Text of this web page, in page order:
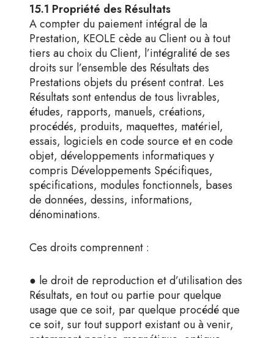
15.1 Propriété des Résultats
A compter du paiement intégral de la
Prestation, KEOLE cède au Client ou à tout
tiers au choix du Client, l’intégralité de ses
droits sur l’ensemble des Résultats des
Prestations objets du présent contrat. Les
Résultats sont entendus de tous livrables,
études, rapports, manuels, créations,
procédés, produits, maquettes, matériel,
essais, logiciels en code source et en code
objet, développements informatiques y
compris Développements Spécifiques,
spécifications, modules fonctionnels, bases
de données, dessins, informations,
dénominations.
Ces droits comprennent :
● le droit de reproduction et d’utilisation des
Résultats, en tout ou partie pour quelque
usage que ce soit, par quelque procédé que
ce soit, sur tout support existant ou à venir,